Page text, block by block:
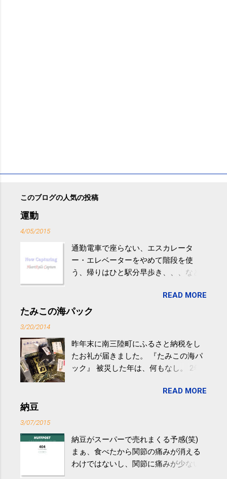
このブログの人気の投稿
運動
4/05/2015
通勤電車で座らない、エスカレータ
ー・エレベーターをやめて階段を使
う、帰りはひと駅分早歩き、、、など
やすい。 スポーツウェア・シューズで
するものだけが運動ではない。 食べ
けると改善する、との結果を筑波大の
研究チームが発表した。改善が期待で
きるのは、過度の飲酒が原因ではない
減らなくても効果があるという。 正田
波大「減量しなくても効果」 - ニュー
ス - アピタル（医療・健康）
READ MORE
たみこの海パック
3/20/2014
昨年末に南三陸町にふるさと納税をし
たお礼が届きました。 『たみこの海パ
ック』 被災した年は、何もなし。 2年
が『たみこの海パック』。 ボランティ
全く考えていなかったので、貰えると
少しづつ復興してる感が伝わってきて
嬉しいです。 あと、ふるさと納税が節
READ MORE
納豆
3/07/2015
納豆がスーパーで売れまくる予感(笑)
まぁ、食べたから関節の痛みが消える
わけではないし、関節に痛みが少ない